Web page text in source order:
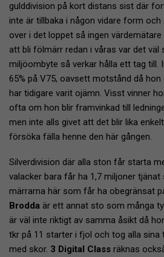
gulddivision på kort distans sist där
inte är tillbaka i någon vidare form och
over i det loppet så ingen
att bli fölmärr redan i våras var det väl
miljöombyte så verkar hålla ett tag till.
65% på V75, oavsett motstånd då
har tidigare varit ojämn. Visst vinner
ofta om hon blir framvinkad till
men inte alls givet att det blir lika
försöka fälla henne den här gången.
Silverdivision där alla ston får starta
valacker bara får ha 1,7 miljoner
märrarna här som får ha obegränsat
Brodda är ett annat sto som många
är väl inte riktigt av samma åsikt då
tkr på 11 starter i fjol och tog alla sina
med skor. 3 Digital Class räknas